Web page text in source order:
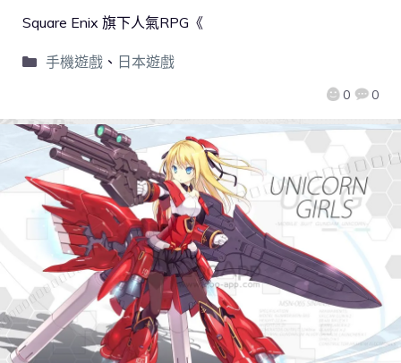
0 0
Square Enix 旗下人氣RPG《
手機遊戲、 日本遊戲